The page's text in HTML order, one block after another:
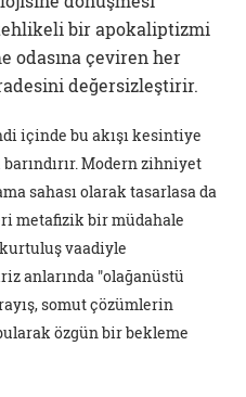
bir apokaliptizmi
odasına çeviren her
değersizleştirir.
içinde bu akışı kesintiye
Modern zihniyet
sahası olarak tasarlasa da
metafizik bir müdahale
kurtuluş vaadiyle
anlarında "olağanüstü
somut çözümlerin
özgün bir bekleme